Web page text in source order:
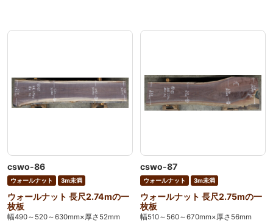
cswo-86
ウォールナット 3m未満
ウォールナット 長尺2.74mの一
枚板
幅490～520～630mm×厚さ52mm
cswo-87
ウォールナット 3m未満
ウォールナット 長尺2.75mの一
枚板
幅510～560～670mm×厚さ56mm